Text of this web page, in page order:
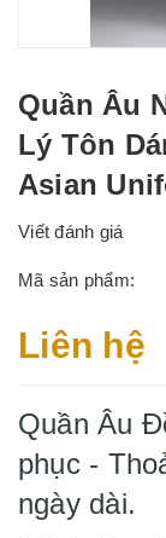
Quần Âu
Lý Tôn
Asian
Viết đánh giá
Mã sản phẩm:
Liên hệ
Quần Âu
phục -
ngày dài.